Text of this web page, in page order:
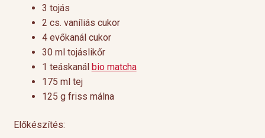
3 tojás
2 cs. vaníliás cukor
4 evőkanál cukor
30 ml tojáslikőr
1 teáskanál bio matcha
175 ml tej
125 g friss málna
Előkészítés: